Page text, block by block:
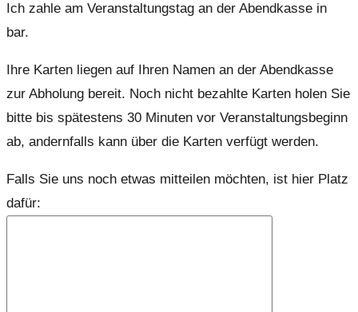
Ich zahle am Veranstaltungstag an der Abendkasse in
bar.
Ihre Karten liegen auf Ihren Namen an der Abendkasse
zur Abholung bereit. Noch nicht bezahlte Karten holen Sie
bitte bis spätestens 30 Minuten vor Veranstaltungsbeginn
ab, andernfalls kann über die Karten verfügt werden.
Falls Sie uns noch etwas mitteilen möchten, ist hier Platz
dafür: